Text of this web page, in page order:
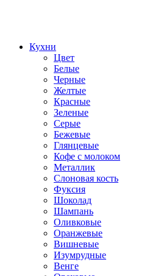
Кухни
Цвет
Белые
Черные
Желтые
Красные
Зеленые
Серые
Бежевые
Глянцевые
Кофе с молоком
Металлик
Слоновая кость
Фуксия
Шоколад
Шампань
Оливковые
Оранжевые
Вишневые
Изумрудные
Венге